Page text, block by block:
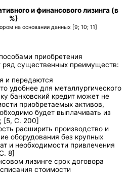
и финансового лизинга (в
%)
на основании данных [9; 10; 11]
приобретения
ряд существенных преимуществ:
и передаются
удобнее для металлургического
банковский кредит может не
приобретаемых активов,
будет выплачивать из
[5, С. 200]
расширить производство и
оборудования без крупных
и необходимости привлечения
8]
лизинге срок договора
стоимости